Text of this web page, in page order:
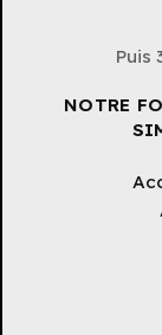
Puis
NOTRE